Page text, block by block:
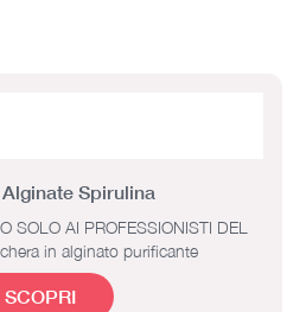
Spirulina
SOLO AI PROFESSIONISTI DEL
in alginato purificante
SCOPRI